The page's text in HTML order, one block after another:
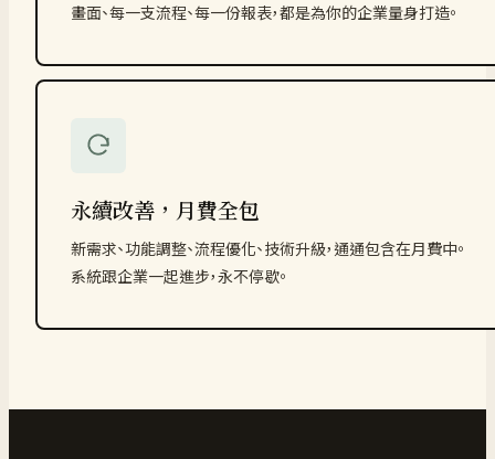
畫面、每一支流程、每一份報表，都是為你的企業量身打造。
永續改善，月費全包
新需求、功能調整、流程優化、技術升級，通通包含在月費中。
系統跟企業一起進步，永不停歇。